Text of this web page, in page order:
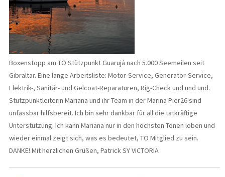
Boxenstopp am TO Stützpunkt Guarujá nach 5.000 Seemeilen seit
Gibraltar. Eine lange Arbeitsliste: Motor-Service, Generator-Service,
Elektrik-, Sanitär- und Gelcoat-Reparaturen, Rig-Check und und und.
Stützpunktleiterin Mariana und ihr Team in der Marina Pier26 sind
unfassbar hilfsbereit. Ich bin sehr dankbar für all die tatkräftige
Unterstützung. Ich kann Mariana nur in den höchsten Tönen loben und
wieder einmal zeigt sich, was es bedeutet, TO Mitglied zu sein.
DANKE! Mit herzlichen Grüßen, Patrick SY VICTORIA